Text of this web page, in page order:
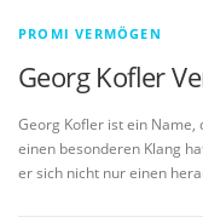
PROMI VERMÖGEN
Georg Kofler
Georg Kofler ist ein
einen besonderen Klang
er sich nicht nur einen